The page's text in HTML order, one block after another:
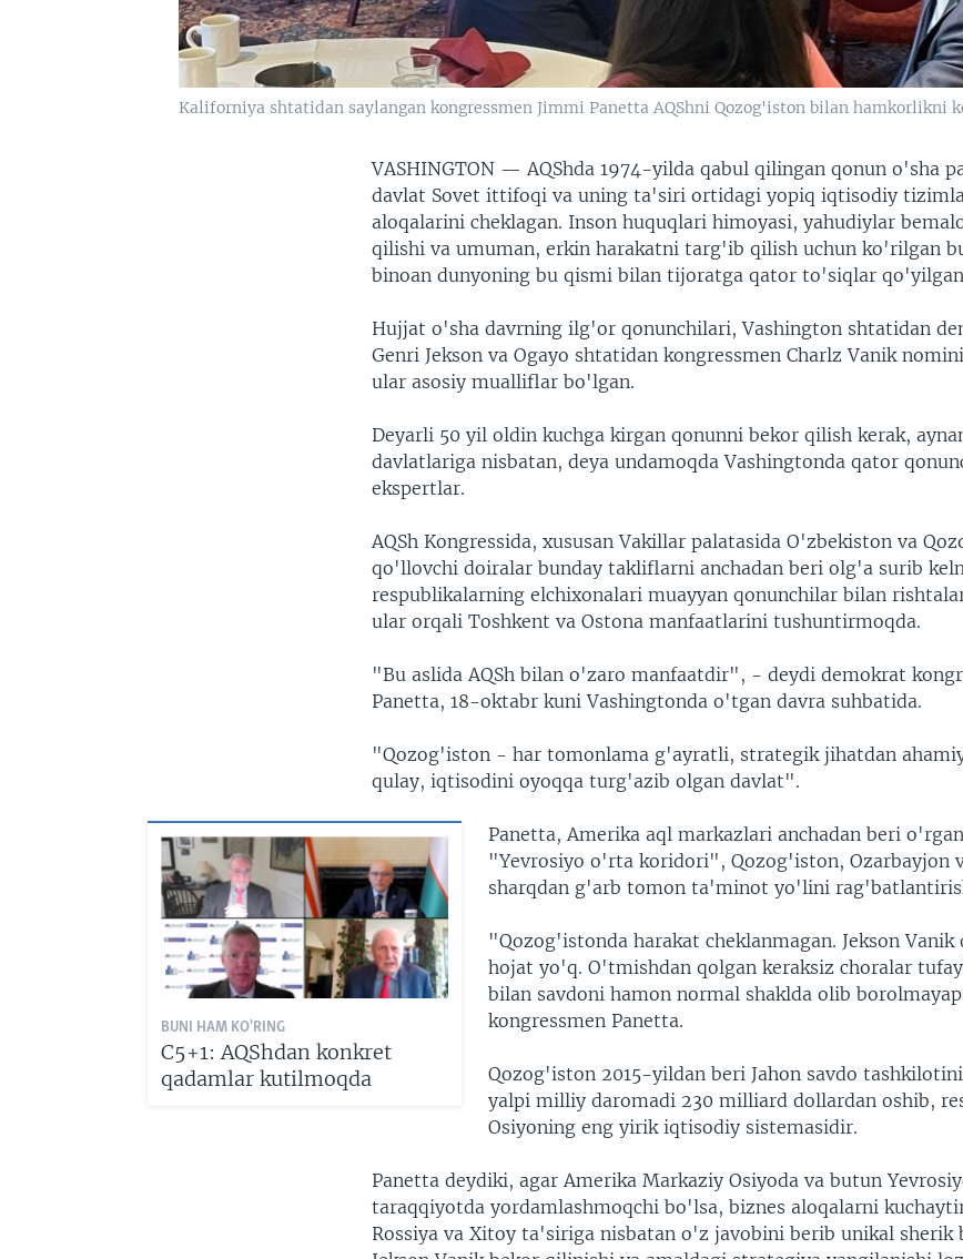
Kaliforniya shtatidan saylangan kongressmen Jimmi Panetta AQShni Qozog'iston bilan hamkorlikni
VASHINGTON —AQShda 1974-yilda qabul qilingan qonun o'sha
davlat Sovet ittifoqi va uning ta'siri ortidagi yopiq iqtisodiy
aloqalarini cheklagan. Inson huquqlari himoyasi, yahudiylar
qilishi va umuman, erkin harakatni targ'ib qilish uchun ko'rilgan
binoan dunyoning bu qismi bilan tijoratga qator to'siqlar
Hujjat o'sha davrning ilg'or qonunchilari, Vashington shtatidan
Genri Jekson va Ogayo shtatidan kongressmen Charlz Vanik
ular asosiy mualliflar bo'lgan.
Deyarli 50 yil oldin kuchga kirgan qonunni bekor qilish kerak,
davlatlariga nisbatan, deya undamoqda Vashingtonda qator
ekspertlar.
AQSh Kongressida, xususan Vakillar palatasida O'zbekiston va
qo'llovchi doiralar bunday takliflarni anchadan beri olg'a surib
respublikalarning elchixonalari muayyan qonunchilar bilan
ular orqali Toshkent va Ostona manfaatlarini tushuntirmoqda.
"Bu aslida AQSh bilan o'zaro manfaatdir", - deydi demokrat
Panetta, 18-oktabr kuni Vashingtonda o'tgan davra suhbatida.
"Qozog'iston - har tomonlama g'ayratli, strategik jihatdan
qulay, iqtisodini oyoqqa turg'azib olgan davlat".
BUNI HAM KO'RING
C5+1: AQShdan konkret
qadamlar kutilmoqda
Panetta, Amerika aql markazlari anchadan beri
"Yevrosiyo o'rta koridori", Qozog'iston, Ozarbayjon
sharqdan g'arb tomon ta'minot yo'lini
"Qozog'istonda harakat cheklanmagan. Jekson Vanik
hojat yo'q. O'tmishdan qolgan keraksiz choralar
bilan savdoni hamon normal shaklda olib
kongressmen Panetta.
Qozog'iston 2015-yildan beri Jahon savdo
yalpi milliy daromadi 230 milliard dollardan oshib,
Osiyoning eng yirik iqtisodiy sistemasidir.
Panetta deydiki, agar Amerika Markaziy Osiyoda va butun
taraqqiyotda yordamlashmoqchi bo'lsa, biznes aloqalarni
Rossiya va Xitoy ta'siriga nisbatan o'z javobini berib unikal sherik